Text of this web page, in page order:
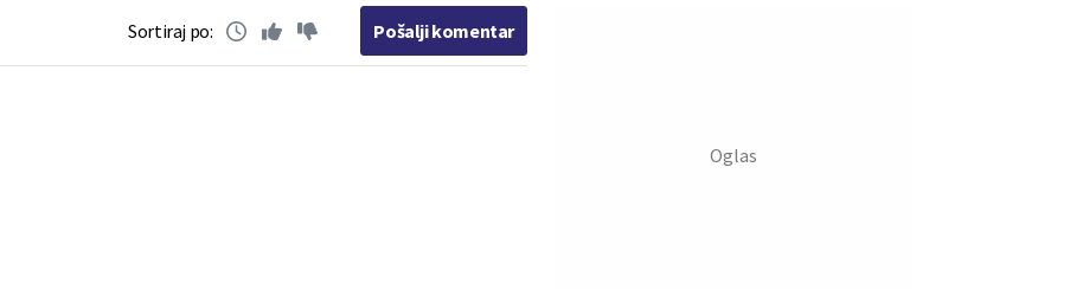
Sortiraj po: Pošalji komentar